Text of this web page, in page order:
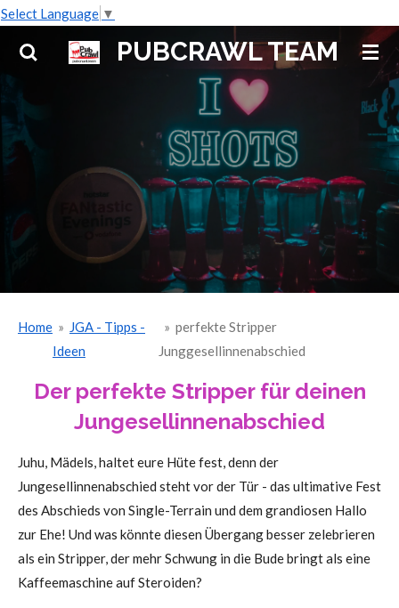
Select Language ▼
Zum
Hauptinhalt
PUBCRAWL TEAM
Home » JGA - Tipps -
Ideen
» perfekte Stripper
Junggesellinnenabschied
Der perfekte Stripper für deinen
Jungesellinnenabschied
Juhu, Mädels, haltet eure Hüte fest, denn der
Jungesellinnenabschied steht vor der Tür - das ultimative Fest
des Abschieds von Single-Terrain und dem grandiosen Hallo
zur Ehe! Und was könnte diesen Übergang besser zelebrieren
als ein Stripper, der mehr Schwung in die Bude bringt als eine
Kaffeemaschine auf Steroiden?